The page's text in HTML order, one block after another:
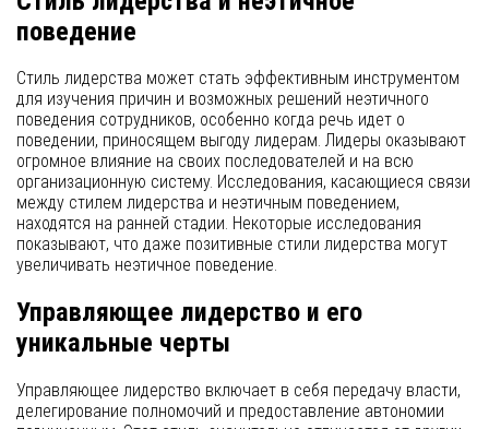
поведение
Стиль лидерства может стать эффективным инструментом
для изучения причин и возможных решений неэтичного
поведения сотрудников, особенно когда речь идет о
поведении, приносящем выгоду лидерам. Лидеры оказывают
огромное влияние на своих последователей и на всю
организационную систему. Исследования, касающиеся связи
между стилем лидерства и неэтичным поведением,
находятся на ранней стадии. Некоторые исследования
показывают, что даже позитивные стили лидерства могут
увеличивать неэтичное поведение.
Управляющее лидерство и его
уникальные черты
Управляющее лидерство включает в себя передачу власти,
делегирование полномочий и предоставление автономии